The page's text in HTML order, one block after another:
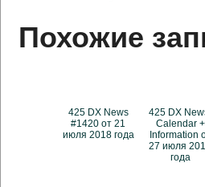
Похожие
425 DX News
#1420 от 21
июля 2018 года
425 DX
Calendar +
Information
27 июля
года